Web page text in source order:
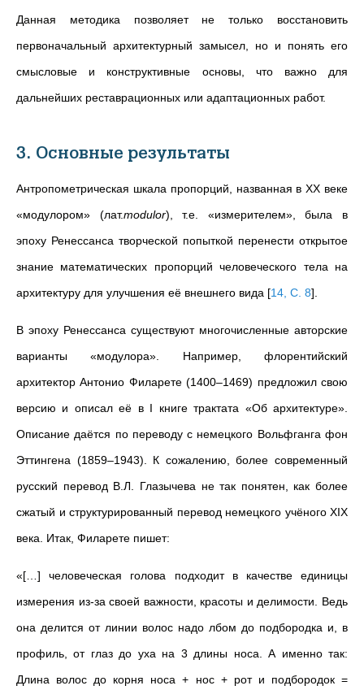
Данная методика позволяет не только восстановить
первоначальный архитектурный замысел, но и понять его
смысловые и конструктивные основы, что важно для
дальнейших реставрационных или адаптационных работ.
3. Основные результаты
Антропометрическая шкала пропорций, названная в XX веке
«модулором» (лат.modulor), т.е. «измерителем», была в
эпоху Ренессанса творческой попыткой перенести открытое
знание математических пропорций человеческого тела на
архитектуру для улучшения её внешнего вида [14, С. 8]
В эпоху Ренессанса существуют многочисленные авторские
варианты «модулора». Например, флорентийский
архитектор Антонио Филарете (1400–1469) предложил свою
версию и описал её в I книге трактата «Об архитектуре».
Описание даётся по переводу с немецкого Вольфганга фон
Эттингена (1859–1943). К сожалению, более современный
русский перевод В.Л. Глазычева не так понятен, как более
сжатый и структурированный перевод немецкого учёного XIX
века. Итак, Филарете пишет:
«[…] человеческая голова подходит в качестве единицы
измерения из-за своей важности, красоты и делимости. Ведь
она делится от линии волос надо лбом до подбородка и, в
профиль, от глаз до уха на 3 длины носа. А именно так:
Длина волос до корня носа + нос + рот и подбородок =